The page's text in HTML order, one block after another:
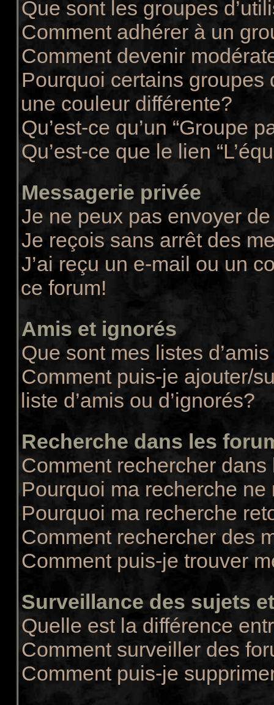
Que sont les groupes
Comment adhérer à un
Comment devenir
Pourquoi certains groupes
une couleur différente?
Qu’est-ce qu’un “Groupe
Qu’est-ce que le lien
Messagerie privée
Je ne peux pas envoyer
Je reçois sans arrêt des
J’ai reçu un e-mail ou un
ce forum!
Amis et ignorés
Que sont mes listes
Comment puis-je ajouter/
liste d’amis ou d’ignorés?
Recherche dans les
Comment rechercher dans
Pourquoi ma recherche
Pourquoi ma recherche
Comment rechercher des
Comment puis-je trouver
Surveillance des sujets
Quelle est la différence
Comment surveiller des
Comment puis-je